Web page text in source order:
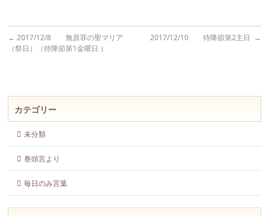
← 2017/12/8 無原罪の聖マリア
（祭日）（待降節第1金曜日 ）
2017/12/10 待降節第2主日 →
カテゴリー
未分類
巻頭言より
毎日のみ言葉